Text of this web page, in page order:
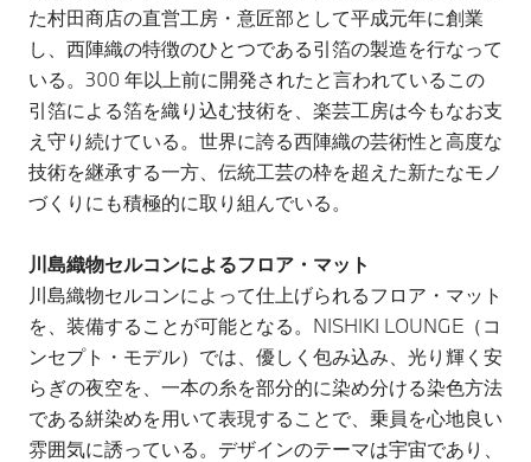
た村田商店の直営工房・意匠部として平成元年に創業
し、西陣織の特徴のひとつである引箔の製造を行なって
いる。300 年以上前に開発されたと言われているこの
引箔による箔を織り込む技術を、楽芸工房は今もなお支
え守り続けている。世界に誇る西陣織の芸術性と高度な
技術を継承する一方、伝統工芸の枠を超えた新たなモノ
づくりにも積極的に取り組んでいる。
川島織物セルコンによるフロア・マット
川島織物セルコンによって仕上げられるフロア・マット
を、装備することが可能となる。NISHIKI LOUNGE（コ
ンセプト・モデル）では、優しく包み込み、光り輝く安
らぎの夜空を、一本の糸を部分的に染め分ける染色方法
である絣染めを用いて表現することで、乗員を心地良い
雰囲気に誘っている。デザインのテーマは宇宙であり、